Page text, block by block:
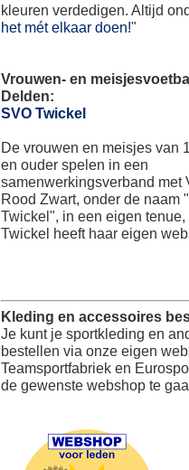
kleuren verdedigen. Altijd
het mét elkaar doen!"
Vrouwen- en
Delden:
SVO Twickel
De vrouwen en meisjes van
en ouder spelen in een
samenwerkingsverband met
Rood Zwart, onder de naam
Twickel", in een eigen
Twickel heeft haar eigen
Kleding en accessoires
Je kunt je sportkleding en
bestellen via onze eigen
Teamsportfabriek en
de gewenste webshop te